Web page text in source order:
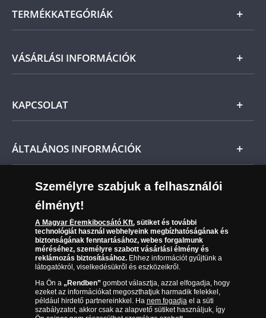
termék ára online, vagy szállításkor a futárnak
vagy a termékhez csatolt fizetési szelvényen, a
számla kiállításától számított 21 napon belül
Ne feledje, amennyiben az érem nem teljesíti
előzetes várakozásait, a vonatkozó jogszabályok
és a kézhezvételtől számított 14 napon belül
visszaküldheti. A
mennyiben időközben kifizette a
termék árát, akkor azt visszatérítjük Önnek.
TERMÉKKATEGÓRIÁK
Arany
Magyar
VÁSÁRLÁSI INFORMÁCIÓK
Kézbesítés
Reklamáció
Visszaküldés
Elállási űrlap
KAPCSOLAT
Ügyfélszolgálat
Leiratkozás a hírlevélről
Karrier
ÁLTALÁNOS INFORMÁCIÓK
Sütik (cookies) használata
Süti (cookies)Beállítások
Társaságunkról
Az érmék és érmek ára és értéke
Gyakran ismételt kérdések
Adatkezelés
06 80 888 889
(díjmentesen hívható hétfőtől csütörtökig 9.00 és 17.00
óra között, péntekenként 9.00 és 15.00 óra között)
Személyre szabjuk a felhasználói
élményt!
A Magyar Éremkibocsátó Kft.sütiket és további
technológiát használ webhelyeink megbízhatóságának és
biztonságának fenntartásához, webes forgalmunk
méréséhez, személyre szabott vásárlási élmény és
reklámozás biztosításához.Ehhez információt gyűjtünk a
látogatókról, viselkedésükről és eszközeikről.
Ha Ön a „Rendben”gombot választja, azzal elfogadja, hogy
ezeket az információkat megoszthatjuk harmadik felekkel,
például hirdető partnereinkkel. Ha nem fogadjael a süti
szabályzatot, akkor csak az alapvető sütiket használjuk, így